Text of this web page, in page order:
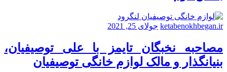
ketabenokhbegan.ir جولای 25, 2021
مصاحبه نخبگان تایمز با علی توصیفیان،
بنیانگذار و مالک لوازم خانگی توصیفیان